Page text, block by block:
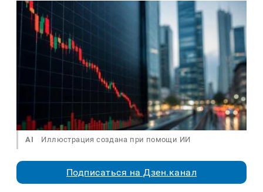
AI Иллюстрация создана при помощи ИИ
Подписаться на Дзен.канал